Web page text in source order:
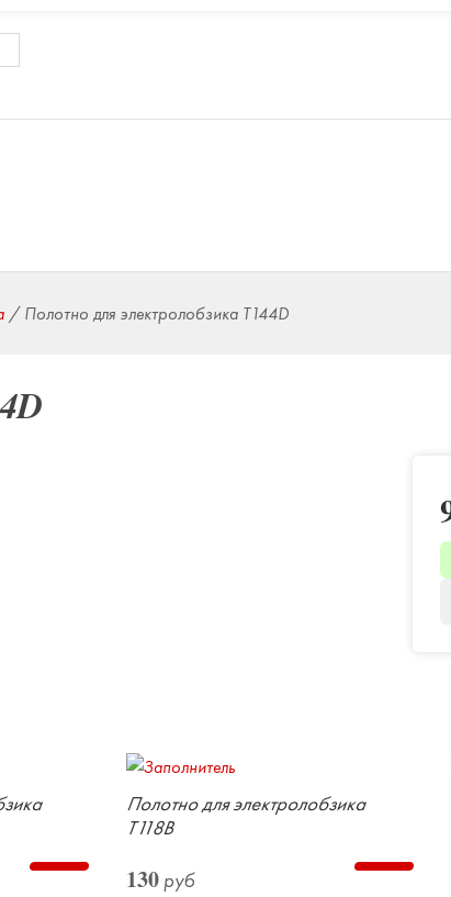
/Полотно для электролобзика Т144D
Полотно для электролобзика
Т118В
130 руб